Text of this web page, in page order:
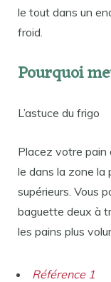
le tout dans un
froid.
Pourquoi
L’astuce du frigo
Placez votre pain
le dans la zone la
supérieurs. Vous
baguette deux à
les pains plus
Référence 1